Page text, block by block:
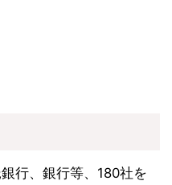
行、銀行等、180社を